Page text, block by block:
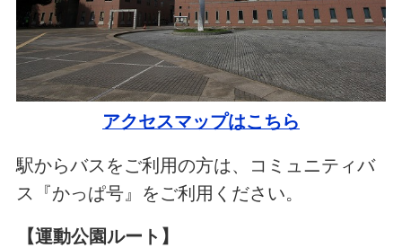
アクセスマップはこちら
駅からバスをご利用の方は、コミュニティバ
ス『かっぱ号』をご利用ください。
【運動公園ルート】